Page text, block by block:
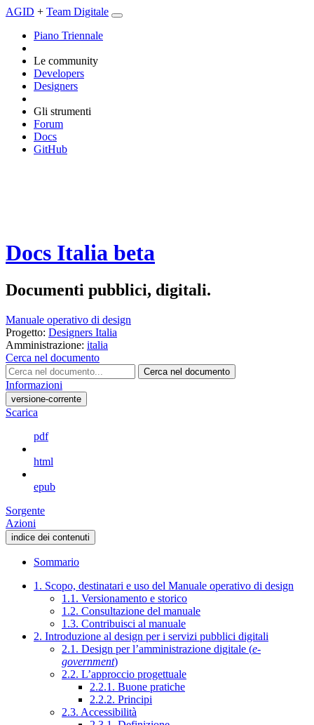
AGID + Team Digitale
Piano Triennale
Le community
Developers
Designers
Gli strumenti
Forum
Docs
GitHub
Docs Italia beta
Documenti pubblici, digitali.
Manuale operativo di design
Progetto: Designers Italia
Amministrazione: italia
Cerca nel documento
Cerca nel documento
Informazioni
versione-corrente
Scarica
pdf
html
epub
Sorgente
Azioni
indice dei contenuti
Sommario
1. Scopo, destinatari e uso del Manuale operativo di design
1.1. Versionamento e storico
1.2. Consultazione del manuale
1.3. Contribuisci al manuale
2. Introduzione al design per i servizi pubblici digitali
2.1. Design per l’amministrazione digitale (e-
government)
2.2. L’approccio progettuale
2.2.1. Buone pratiche
2.2.2. Principi
2.3. Accessibilità